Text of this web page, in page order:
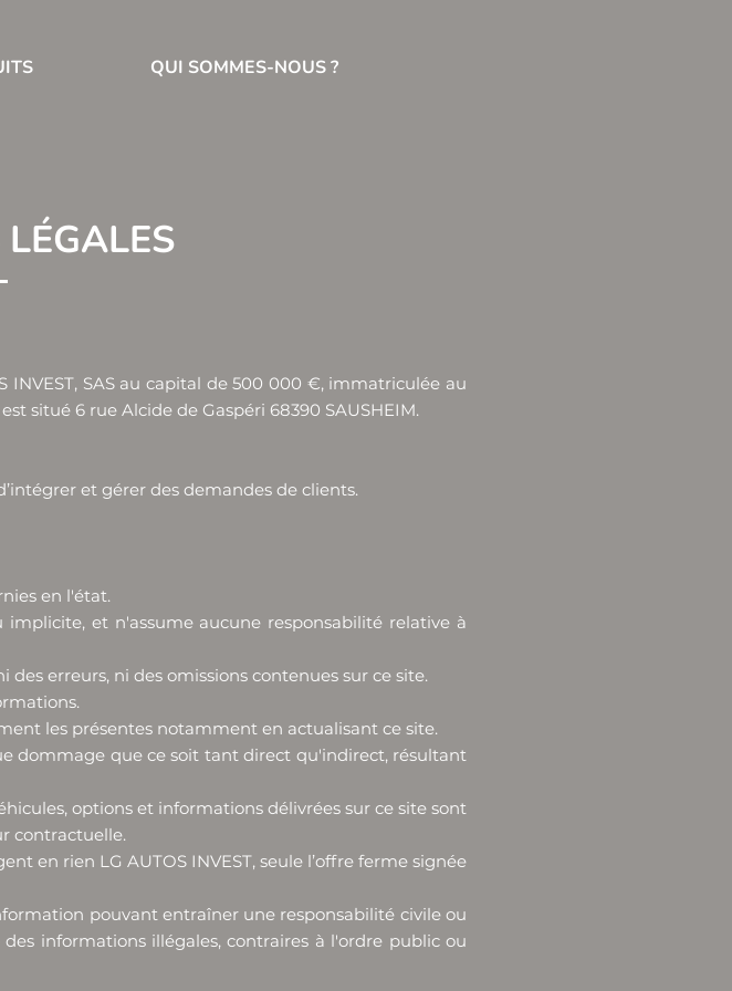
QUI SOMMES-NOUS ?
SAS au capital de 500 000 €, immatriculée au
situé 6 rue Alcide de Gaspéri 68390 SAUSHEIM.
et gérer des demandes de clients.
en l'état.
implicite, et n'assume aucune responsabilité relative à
des erreurs, ni des omissions contenues sur ce site.
les présentes notamment en actualisant ce site.
dommage que ce soit tant direct qu'indirect, résultant
options et informations délivrées sur ce site sont
contractuelle.
en rien LG AUTOS INVEST, seule l’offre ferme signée
pouvant entraîner une responsabilité civile ou
informations illégales, contraires à l'ordre public ou